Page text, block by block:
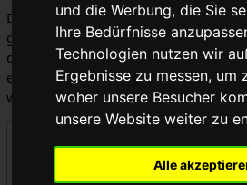
und die Werbung, die Sie
Ihre Bedürfnisse
Technologien nutzen wir
Ergebnisse zu messen, um
woher unsere Besucher
unsere Website weiter zu
Alle
Dies ist die kombinierte Anzeige
geführten Logbücher. Die Ausgabe
des Logbuchtyps, des Benutzers oder
eingeschränkt werden (Groß-/
werden).
Logbücher
Zentrale öffentliche Logbücher